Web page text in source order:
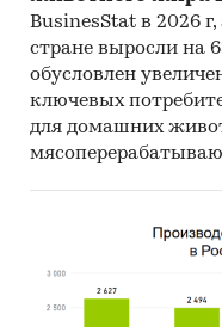
такие бренды
SCHAUMA, HEAD
ЛИНИЯ.
- Лучшие
демонстрирует
- Лидером по
является Италия
- В импорте
сегмент low-priced
BusinesStat в 2026
стране выросли на
обусловлен
ключевых
для домашних